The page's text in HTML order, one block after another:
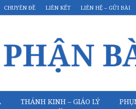
CHUYÊN ĐỀ LIÊN KẾT LIÊN HỆ – GỬI BÀI
THÁNH KINH – GIÁO LÝ